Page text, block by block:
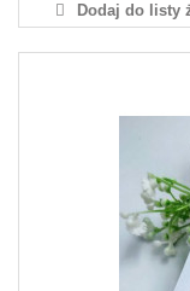
Dodaj do listy